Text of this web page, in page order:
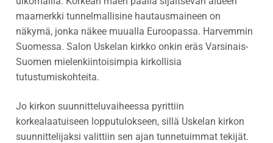
maamerkki tunnelmallisine hautausmaineen on
näkymä, jonka näkee muualla Euroopassa. Harvemmin
Suomessa. Salon Uskelan kirkko onkin eräs Varsinais-
Suomen mielenkiintoisimpia kirkollisia
tutustumiskohteita.
Jo kirkon suunnitteluvaiheessa pyrittiin
korkealaatuiseen lopputulokseen, sillä Uskelan kirkon
suunnittelijaksi valittiin sen ajan tunnetuimmat tekijät.